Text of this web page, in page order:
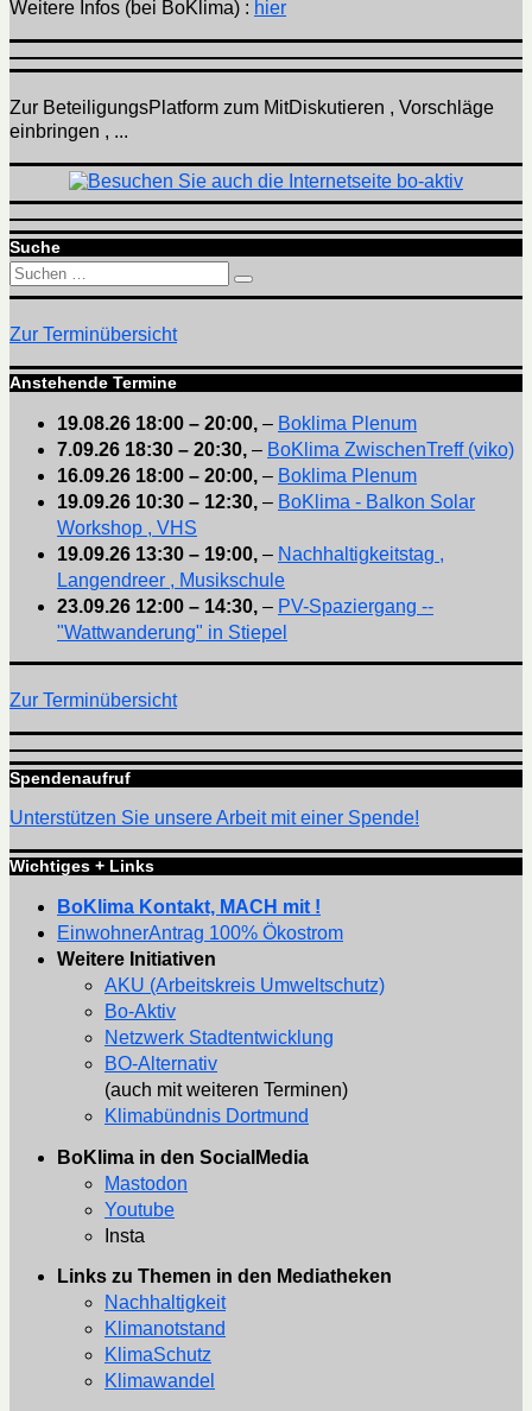
Weitere Infos (bei BoKlima) : hier
Zur BeteiligungsPlatform zum MitDiskutieren , Vorschläge
einbringen , ...
Suche
Suchen
nach:
Suchen
Zur Terminübersicht
Anstehende Termine
19.08.26 18:00 – 20:00, – Boklima Plenum
7.09.26 18:30 – 20:30, – BoKlima ZwischenTreff (viko)
16.09.26 18:00 – 20:00, – Boklima Plenum
19.09.26 10:30 – 12:30, – BoKlima - Balkon Solar
Workshop , VHS
19.09.26 13:30 – 19:00, – Nachhaltigkeitstag ,
Langendreer , Musikschule
23.09.26 12:00 – 14:30, – PV-Spaziergang --
"Wattwanderung" in Stiepel
Zur Terminübersicht
Spendenaufruf
Unterstützen Sie unsere Arbeit mit einer Spende!
Wichtiges + Links
BoKlima Kontakt, MACH mit !
EinwohnerAntrag 100% Ökostrom
Weitere Initiativen
AKU (Arbeitskreis Umweltschutz)
Bo-Aktiv
Netzwerk Stadtentwicklung
BO-Alternativ
(auch mit weiteren Terminen)
Klimabündnis Dortmund
BoKlima in den SocialMedia
Mastodon
Youtube
Insta
Links zu Themen in den Mediatheken
Nachhaltigkeit
Klimanotstand
KlimaSchutz
Klimawandel